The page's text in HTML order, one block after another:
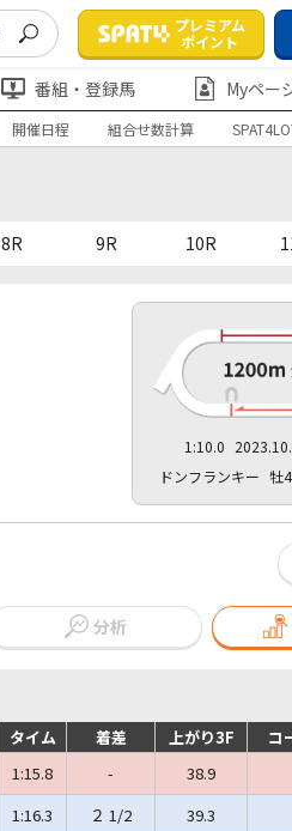
プレミアム
ポイント
番組・登録馬 Myペー
開催日程 組合せ数計算
8R 9R 10R
1:10.0
ドンフランキー 牡4
分析
タイム 着差 上がり3F コ
1:15.8 - 38.9
1:16.3 ２ 1/2 39.3